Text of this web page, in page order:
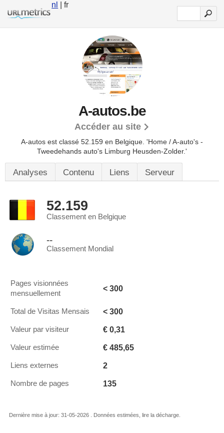
nl | fr
A-autos.be
Accéder au site
A-autos est classé 52.159 en Belgique. 'Home / A-auto's -
Tweedehands auto's Limburg Heusden-Zolder.'
Analyses Contenu Liens Serveur
52.159
Classement en Belgique
--
Classement Mondial
Pages visionnées
mensuellement
< 300
Total de Visitas Mensais < 300
Valeur par visiteur € 0,31
Valeur estimée € 485,65
Liens externes 2
Nombre de pages 135
Dernière mise à jour: 31-05-2026 . Données estimées, lire la décharge.